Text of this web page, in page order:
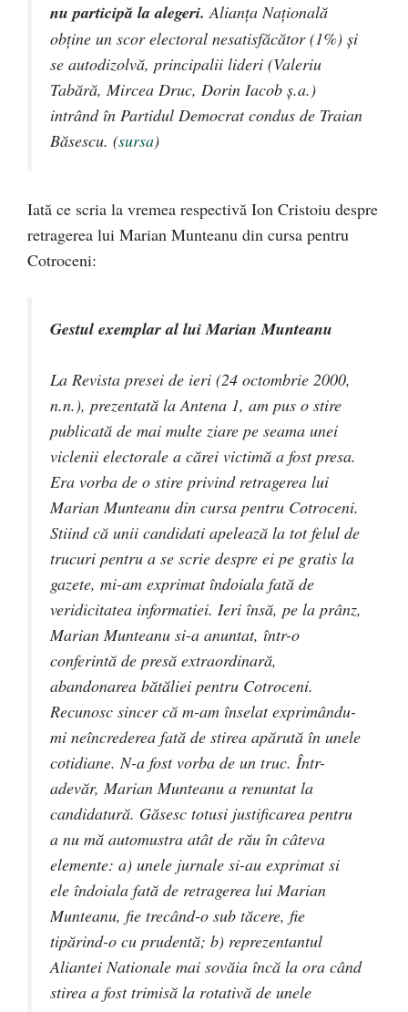
nu participă la alegeri. Alianța Națională
obține un scor electoral nesatisfăcător (1%) și
se autodizolvă, principalii lideri (Valeriu
Tabără, Mircea Druc, Dorin Iacob ș.a.)
intrând în Partidul Democrat condus de Traian
Băsescu. (sursa)
Iată ce scria la vremea respectivă Ion Cristoiu despre
retragerea lui Marian Munteanu din cursa pentru
Cotroceni:
Gestul exemplar al lui Marian Munteanu
La Revista presei de ieri (24 octombrie 2000,
n.n.), prezentată la Antena 1, am pus o stire
publicată de mai multe ziare pe seama unei
viclenii electorale a cărei victimă a fost presa.
Era vorba de o stire privind retragerea lui
Marian Munteanu din cursa pentru Cotroceni.
Stiind că unii candidati apelează la tot felul de
trucuri pentru a se scrie despre ei pe gratis la
gazete, mi-am exprimat îndoiala fată de
veridicitatea informatiei. Ieri însă, pe la prânz,
Marian Munteanu si-a anuntat, într-o
conferintă de presă extraordinară,
abandonarea bătăliei pentru Cotroceni.
Recunosc sincer că m-am înselat exprimându-
mi neîncrederea fată de stirea apărută în unele
cotidiane. N-a fost vorba de un truc. Într-
adevăr, Marian Munteanu a renuntat la
candidatură. Găsesc totusi justificarea pentru
a nu mă automustra atât de rău în câteva
elemente: a) unele jurnale si-au exprimat si
ele îndoiala fată de retragerea lui Marian
Munteanu, fie trecând-o sub tăcere, fie
tipărind-o cu prudentă; b) reprezentantul
Aliantei Nationale mai sovăia încă la ora când
stirea a fost trimisă la rotativă de unele